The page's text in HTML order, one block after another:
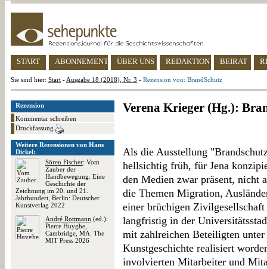
START ABONNEMENT ÜBER UNS REDAKTION BEIRAT
Sie sind hier: Start - Ausgabe 18 (2018), Nr. 3 - Rezension von: BrandSchutz
Rezension
Kommentar schreiben
Druckfassung
Weitere Rezensionen von Hans
Dickel:
Sören Fischer: Vom
Zauber der
Handbewegung: Eine
Geschichte der
Zeichnung im 20. und 21.
Jahrhundert, Berlin: Deutscher
Kunstverlag 2022
André Rottmann (ed.):
Pierre Huyghe,
Cambridge, MA: The
MIT Press 2026
Verena Krieger (Hg.):
Als die Ausstellung
hellsichtig früh, für Jena
den Medien zwar präsent, nicht
die Themen Migration,
einer brüchigen
langfristig in der
mit zahlreichen Beteiligten
Kunstgeschichte realisiert
involvierten Mitarbeiter und